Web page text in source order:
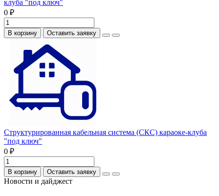
клуба "под ключ"
0 ₽
В корзину Оставить заявку
Структурированная кабельная система (СКС) караоке-клуба
"под ключ"
0 ₽
В корзину Оставить заявку
Новости и дайджест